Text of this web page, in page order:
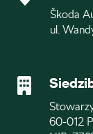
Škoda
ul.
60-012